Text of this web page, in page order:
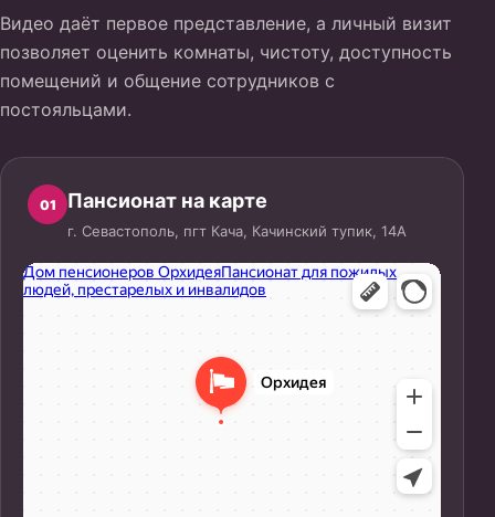
Видео даёт первое представление, а личный визит
позволяет оценить комнаты, чистоту, доступность
помещений и общение сотрудников с
постояльцами.
01 Пансионат на карте
г. Севастополь, пгт Кача, Качинский тупик, 14А